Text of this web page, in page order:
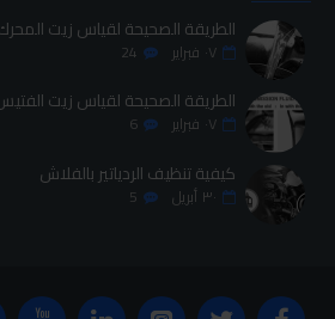
الطريقة الصحيحة لقياس زيت
٠٧ فبراير 24
الطريقة الصحيحة لقياس زيت
٠٧ فبراير 6
كيفية تنظيف الردياتير بالفلاش
٣٠ أبريل 5